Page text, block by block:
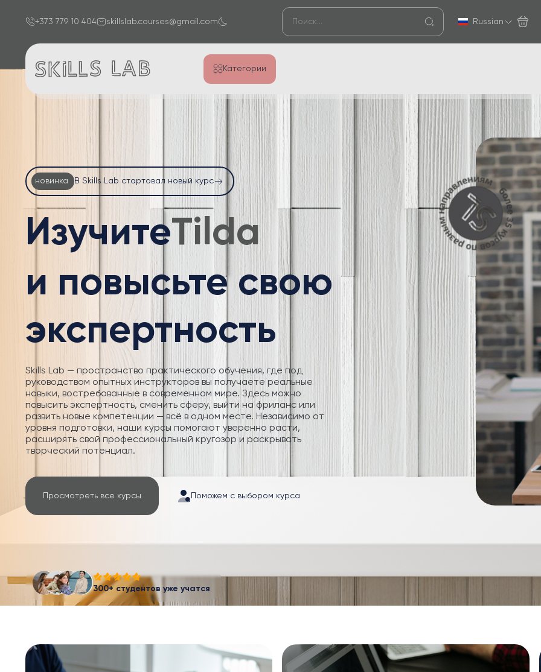
+373 779 10 404 skillslab.courses@gmail.com Russian
Категории
новинка В Skills Lab стартовал новый курс
ИзучитеWord
и повысьте свою
экспертность
Skills Lab — пространство практического обучения, где под
руководством опытных инструкторов вы получаете реальные
навыки, востребованные в современном мире. Здесь можно
повысить экспертность, сменить сферу, выйти на фриланс или
развить новые компетенции — всё в одном месте. Независимо от
уровня подготовки, наши курсы помогают уверенно расти,
расширять свой профессиональный кругозор и раскрывать
творческий потенциал.
Просмотреть все курсы Поможем с выбором курса
300+ студентов уже учатся